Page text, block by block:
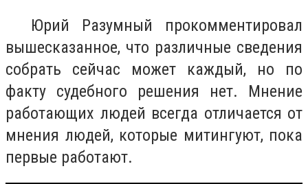
Юрий Разумный прокомментировал
вышесказанное, что различные сведения
собрать сейчас может каждый, но по
факту судебного решения нет. Мнение
работающих людей всегда отличается от
мнения людей, которые митингуют, пока
первые работают.